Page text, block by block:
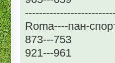
Roma----пан-
873---753
921---961